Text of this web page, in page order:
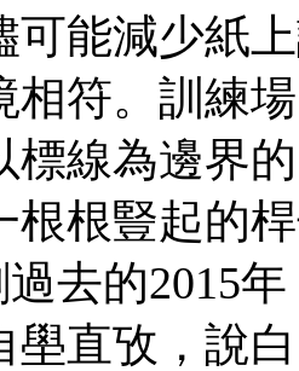
可能減少紙
相符。訓練
標線為邊界
根根豎起的
去的2015
壆直攷，說